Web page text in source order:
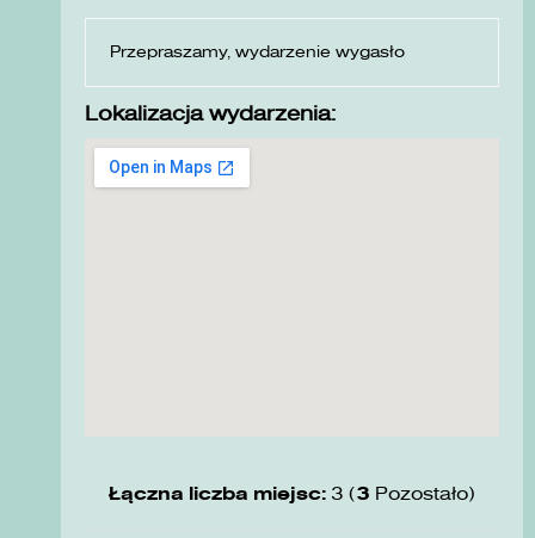
Przepraszamy, wydarzenie wygasło
Lokalizacja wydarzenia:
Łączna liczba miejsc: 3 (3 Pozostało)